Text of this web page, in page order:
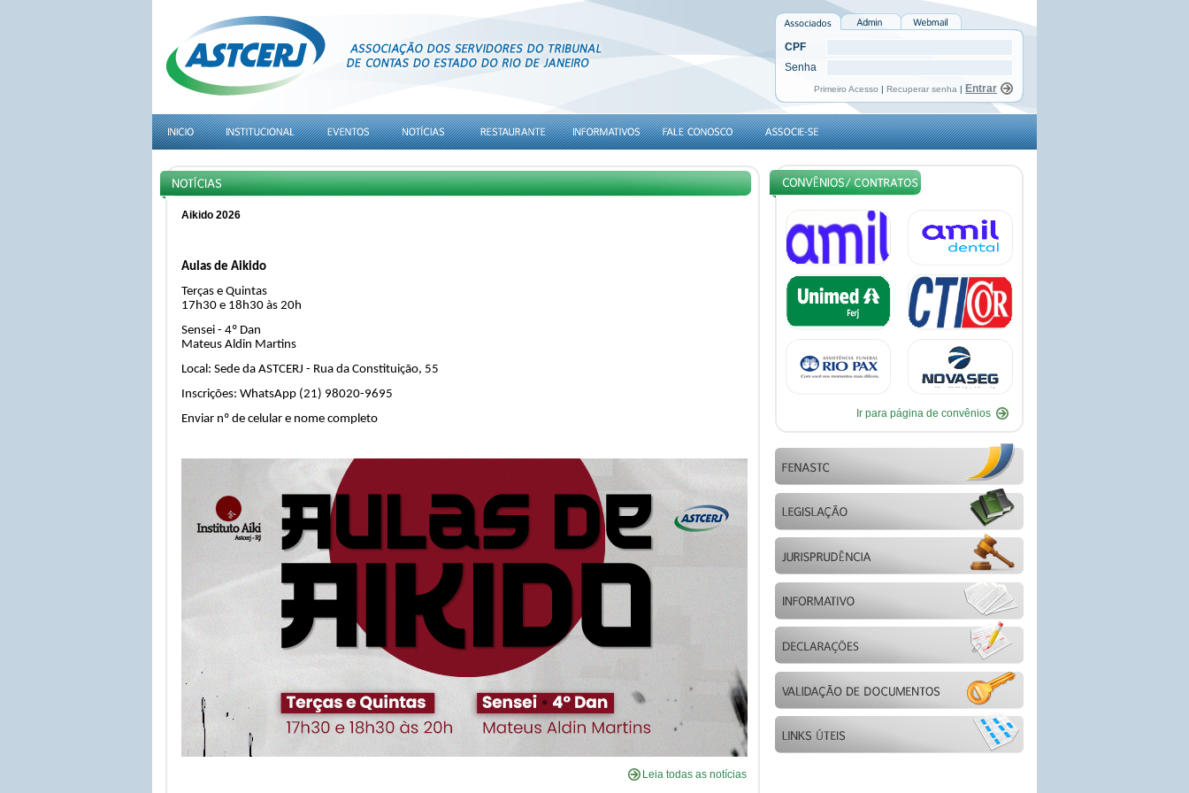
CPF
Senha
Primeiro Acesso | Recuperar senha |
Aikido 2026
Aulas de Aikido
Terças e Quintas
17h30 e 18h30 às 20h
Sensei - 4º Dan
Mateus Aldin Martins
Local: Sede da ASTCERJ - Rua da Constituição, 55
Inscrições: WhatsApp (21) 98020-9695
Enviar nº de celular e nome completo
Leia todas as notícias
Ir para página de convênios